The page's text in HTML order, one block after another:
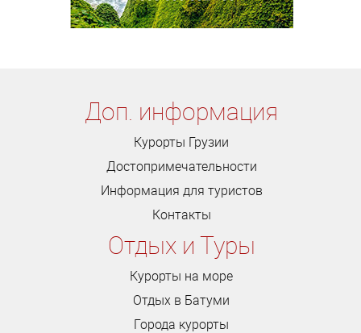
Доп. информация
Курорты Грузии
Достопримечательности
Информация для туристов
Контакты
Отдых и Туры
Курорты на море
Отдых в Батуми
Города курорты